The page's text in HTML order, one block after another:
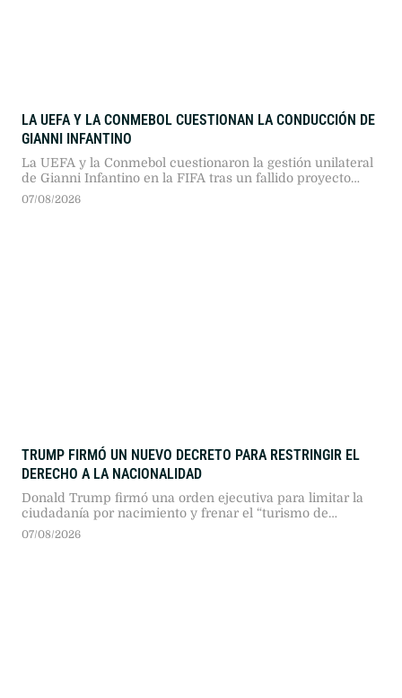
LA UEFA Y LA CONMEBOL CUESTIONAN LA CONDUCCIÓN DE
GIANNI INFANTINO
La UEFA y la Conmebol cuestionaron la gestión unilateral
de Gianni Infantino en la FIFA tras un fallido proyecto
financiero. Pese a las tensiones y la amenaza de boicot
07/08/2026
TRUMP FIRMÓ UN NUEVO DECRETO PARA RESTRINGIR EL
DERECHO A LA NACIONALIDAD
Donald Trump firmó una orden ejecutiva para limitar la
ciudadanía por nacimiento y frenar el “turismo de
maternidad”. Pese al previo rechazo del Tribunal Supremo,
07/08/2026